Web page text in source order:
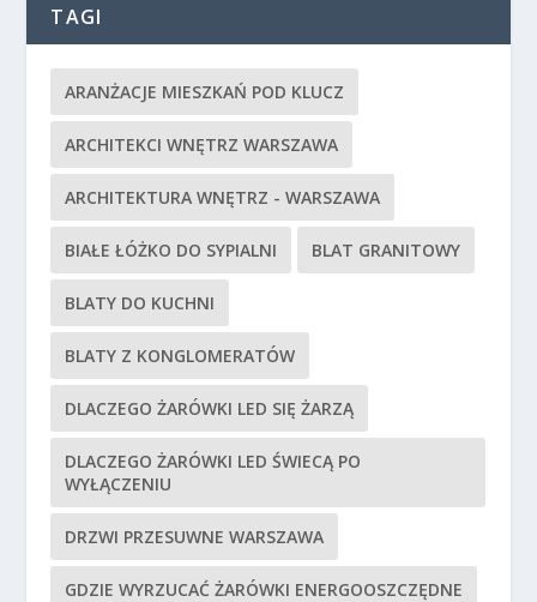
TAGI
ARANŻACJE MIESZKAŃ POD KLUCZ
ARCHITEKCI WNĘTRZ WARSZAWA
ARCHITEKTURA WNĘTRZ - WARSZAWA
BIAŁE ŁÓŻKO DO SYPIALNI BLAT GRANITOWY
BLATY DO KUCHNI
BLATY Z KONGLOMERATÓW
DLACZEGO ŻARÓWKI LED SIĘ ŻARZĄ
DLACZEGO ŻARÓWKI LED ŚWIECĄ PO
WYŁĄCZENIU
DRZWI PRZESUWNE WARSZAWA
GDZIE WYRZUCAĆ ŻARÓWKI ENERGOOSZCZĘDNE